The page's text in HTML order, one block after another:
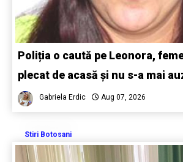
Poliția o caută pe Leonora,
plecat de acasă și nu s-a mai
Gabriela Erdic Aug 07, 2026
Stiri Botosani